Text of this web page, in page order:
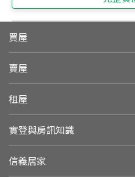
買屋
賣屋
租屋
實登與房訊知識
信義居家